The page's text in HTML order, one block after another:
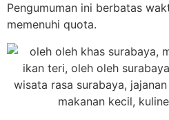
Pengumuman ini berbatas
memenuhi quota.